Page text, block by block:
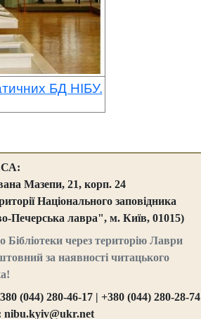
БД НІБУ.
Мазепи, 21, корп. 24
Національного заповідника
Печерська лавра", м. Київ, 01015)
Бібліотеки через територію Лаври
за наявності читацького
(044) 280-46-17 | +380 (044) 280-28-74
nibu.kyiv@ukr.net